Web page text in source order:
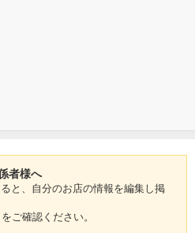
者様へ
と、自分のお店の情報を編集し掲
をご確認ください。